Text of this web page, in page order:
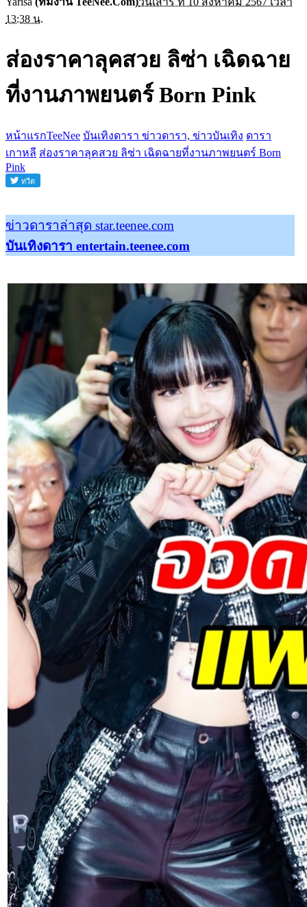
13:38 น.
ส่องราคาลุคสวย ลิซ่า เฉิดฉาย
ที่งานภาพยนตร์ Born Pink
หน้าแรกTeeNee บันเทิงดารา ข่าวดารา, ข่าวบันเทิง ดารา
เกาหลี ส่องราคาลุคสวย ลิซ่า เฉิดฉายที่งานภาพยนตร์ Born
Pink
ข่าวดาราล่าสุด star.teenee.com
บันเทิงดารา entertain.teenee.com